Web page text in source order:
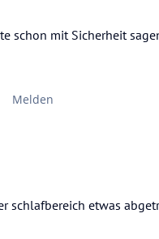
schon mit Sicherheit
Melden
schlafbereich etwas